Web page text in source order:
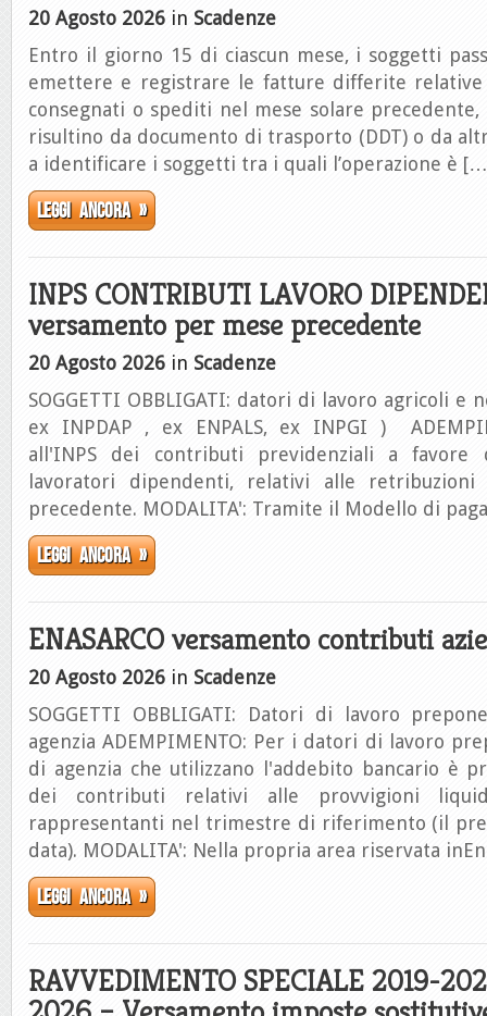
20 Agosto 2026 in Scadenze
Entro il giorno 15 di ciascun mese, i soggetti
emettere e registrare le fatture differite
consegnati o spediti nel mese solare
risultino da documento di trasporto (DDT) o da
a identificare i soggetti tra i quali l’operazione è
Leggi ancora »
INPS CONTRIBUTI LAVORO
versamento per mese precedente
20 Agosto 2026 in Scadenze
SOGGETTI OBBLIGATI: datori di lavoro agricoli e
ex INPDAP , ex ENPALS, ex INPGI )
all'INPS dei contributi previdenziali a favore
lavoratori dipendenti, relativi alle
precedente. MODALITA': Tramite il Modello di
Leggi ancora »
ENASARCO versamento contributi
20 Agosto 2026 in Scadenze
SOGGETTI OBBLIGATI: Datori di lavoro
agenzia ADEMPIMENTO: Per i datori di lavoro
di agenzia che utilizzano l'addebito bancario è
dei contributi relativi alle provvigioni
rappresentanti nel trimestre di riferimento (il
data). MODALITA': Nella propria area riservata
Leggi ancora »
RAVVEDIMENTO SPECIALE 2019-